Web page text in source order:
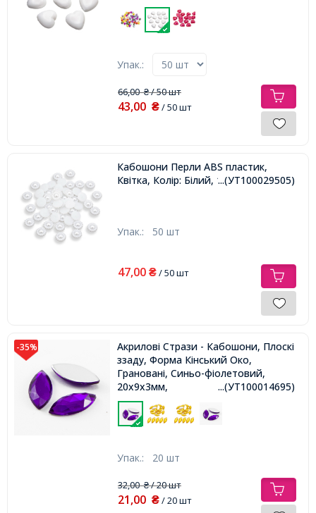
Упак.:
66,00₴/ 50 шт
43,00 ₴/ 50 шт
Кабошони Перли ABS пластик,
Квітка, Колір: Білий, 11х3.5мм,
...(УТ100029505)
Упак.: 50 шт
47,00 ₴/ 50 шт
-35%
Акрилові Стрази - Кабошони, Плоскі
ззаду, Форма Кінський Око,
Грановані, Синьо-фіолетовий,
20х9х3мм,
...(УТ100014695)
Упак.: 20 шт
32,00₴/ 20 шт
21,00 ₴/ 20 шт